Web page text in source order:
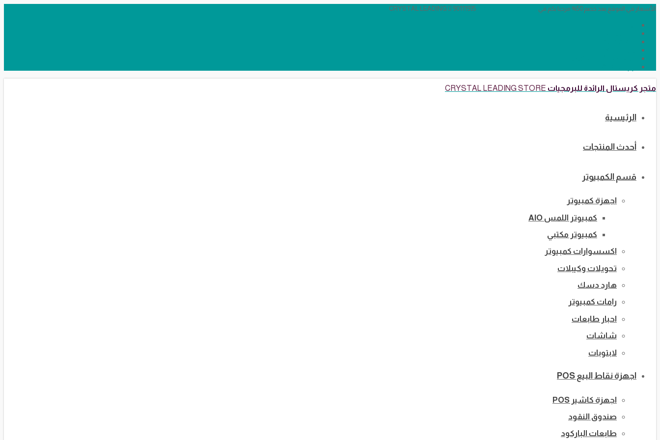
الأسعار في الموقع بعد خصم 50% مرحبا بكم في CRYSTAL LEADING 90111935
متجر كريستال الرائدة للبرمجيات CRYSTAL LEADING STORE
الرئيسية
أحدث المنتجات
قسم الكمبيوتر
اجهزة كمبيوتر
كمبيوتر اللمس AIO
كمبيوتر مكتبي
اكسسوارات كمبيوتر
تحويلات وكيبلات
هارد دسك
رامات كمبيوتر
احبار طابعات
شاشات
لابتوبات
اجهزة نقاط البيع POS
اجهزة كاشير POS
صندوق النقود
طابعات الباركود